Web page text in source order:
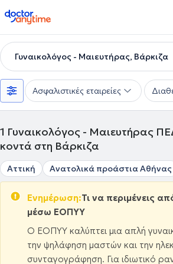
doctoranytime
Γυναικολόγος - Μαιευτήρας, Βάρκιζα
Ασφαλιστικές εταιρείες
1 Γυναικολόγος - Μαιευτήρας
κοντά στη Βάρκιζα
Αττική Ανατολικά προάστια Αθήνας
Ενημέρωση:Τι να περιμένεις
μέσω ΕΟΠΥΥ
Ο ΕΟΠΥΥ καλύπτει μια απλή
την ψηλάφηση μαστών και την
συνταγογράφηση. Για ιδιωτικό